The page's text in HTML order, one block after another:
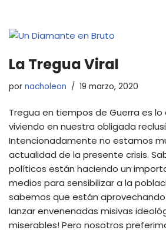
La Tregua Viral
por nacholeon 19 marzo, 2020
Tregua en tiempos de Guerra es
viviendo en nuestra obligada
Intencionadamente no estamos
actualidad de la presente crisis.
políticos están haciendo un
medios para sensibilizar a la
sabemos que están
lanzar envenenadas misivas
miserables! Pero nosotros